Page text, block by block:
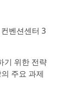
벤션센터 3
기 위한 전략
주요 과제